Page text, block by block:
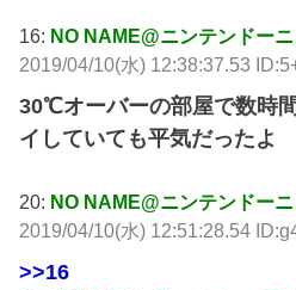
16: NO NAME@ニンテンドー
2019/04/10(水) 12:38:37.53
30℃オーバーの部屋で数時
イしていても平気だったよ
20: NO NAME@ニンテンドー
2019/04/10(水) 12:51:28.54
>>16